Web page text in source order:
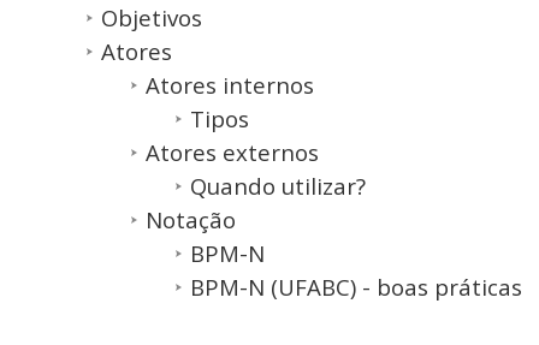
Objetivos
Atores
Atores internos
Tipos
Atores externos
Quando utilizar?
Notação
BPM-N
BPM-N (UFABC) - boas práticas